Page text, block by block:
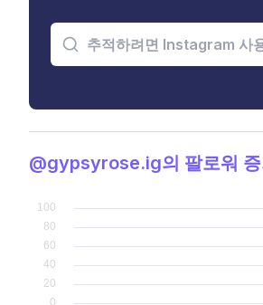
@gypsyrose.ig의 팔로워